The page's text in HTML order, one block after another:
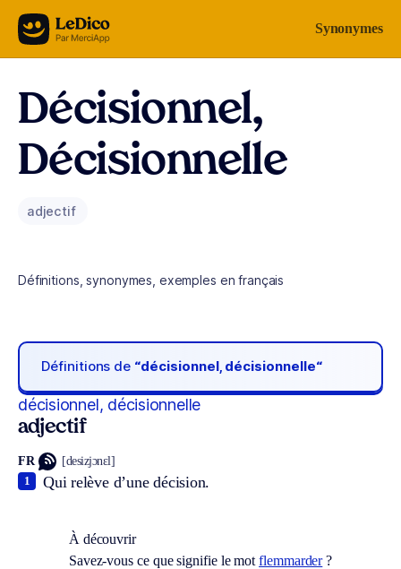
Aller au contenu Synonymes
Décisionnel,
Décisionnelle
adjectif
Définitions, synonymes, exemples en français
Définitions de “décisionnel, décisionnelle“
décisionnel, décisionnelle
adjectif
FR [desizjɔnɛl]
Qui relève d’une décision.
1
À découvrir
Savez-vous ce que signifie le motflemmarder?